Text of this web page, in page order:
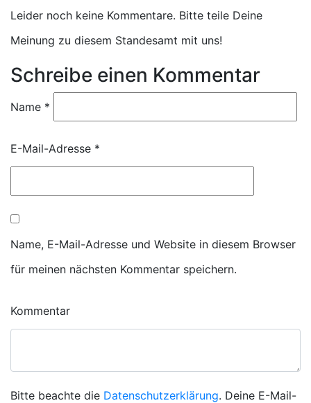
Leider noch keine Kommentare. Bitte teile Deine
Meinung zu diesem Standesamt mit uns!
Schreibe einen Kommentar
Name *
E-Mail-Adresse *
Name, E-Mail-Adresse und Website in diesem Browser
für meinen nächsten Kommentar speichern.
Kommentar
Bitte beachte die Datenschutzerklärung. Deine E-Mail-